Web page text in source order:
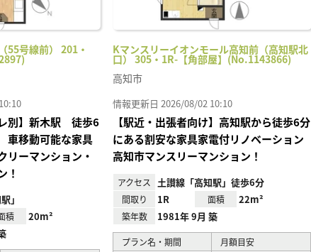
55号線前） 201・
別】新木駅 徒歩6
移動可能な家具
リーマンション・
！
」
積 20m²
Kマンスリーイオンモール高知前（高知駅北
口） 305・1R-【角部屋】(No.1143866)
高知市
情報更新日 2026/08/02 10:10
【駅近・出張者向け】高知駅から徒歩6分
にある割安な家具家電付リノベーション
高知市マンスリーマンション！
アクセス 土讃線「高知駅」徒歩6分
間取り 1R 面積 22m²
築年数 1981年 9月 築
プラン名・期間
月額目安